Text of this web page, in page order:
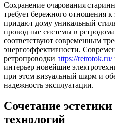
Сохранение очарования
требует бережного отношения
придают дому уникальный
проводные системы в
соответствуют современным
энергоэффективности.
ретропроводки https://retrotok.ru/
интерьер новейшие
при этом визуальный шарм и
надежность эксплуатации.
Сочетание
технологий